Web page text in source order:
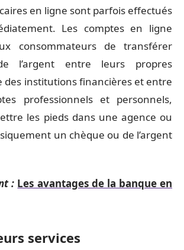
en ligne sont parfois effectués
Les comptes en ligne
consommateurs de transférer
l’argent entre leurs propres
des institutions financières et entre
professionnels et personnels,
les pieds dans une agence ou
un chèque ou de l’argent
: Les avantages de la banque en
services